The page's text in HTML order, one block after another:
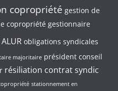
copropriété gestion de
copropriété gestionnaire
obligations syndicales
majoritaire président conseil
résiliation contrat syndic
stationnement en